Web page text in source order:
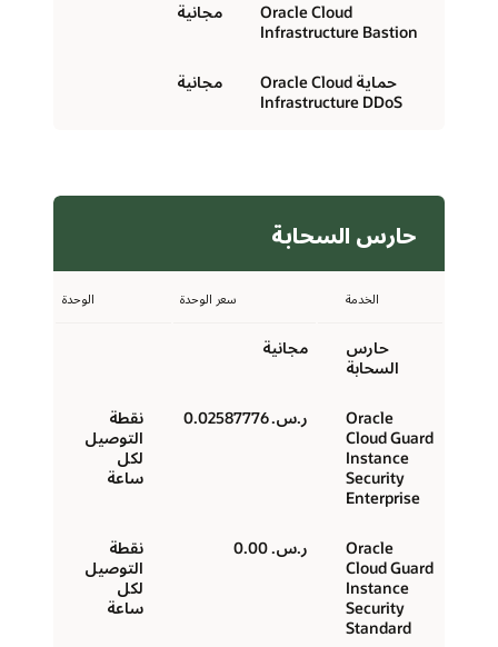
Oracle Cloud
Infrastructure Bastion
مجانية
حماية Oracle Cloud
Infrastructure DDoS
مجانية
حارس السحابة
الخدمة سعر الوحدة الوحدة
حارس
السحابة
مجانية
Oracle
Cloud Guard
Instance
Security
Enterprise
ر.س.‏ 0.02587776
نقطة
التوصيل
لكل
ساعة
Oracle
Cloud Guard
Instance
Security
Standard
ر.س.‏ 0.00
نقطة
التوصيل
لكل
ساعة